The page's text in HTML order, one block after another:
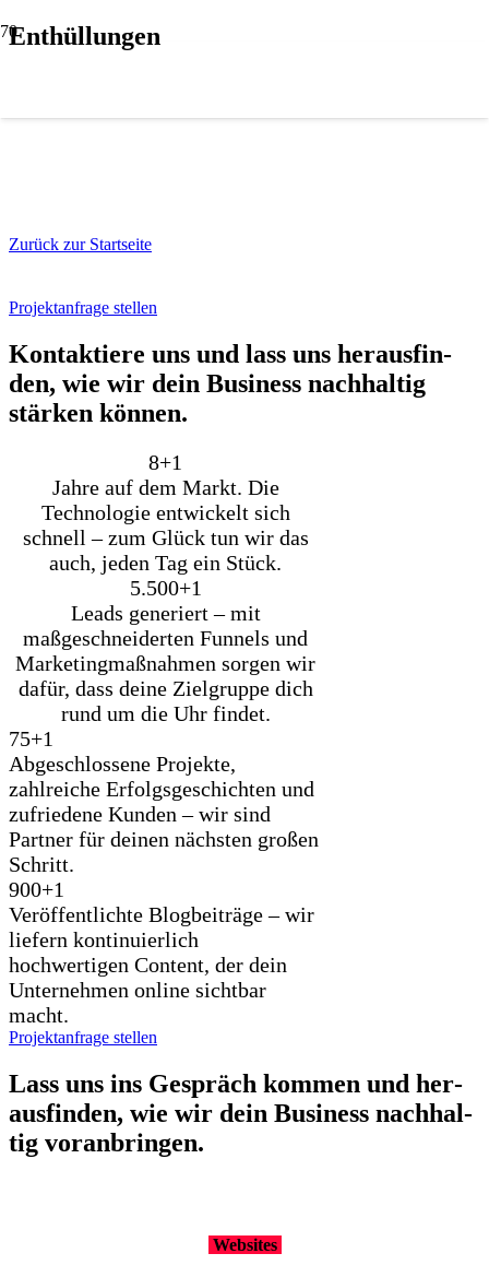
Enthüllungen
Zurück zur Startseite
Projektanfrage stellen
Kon­tak­tie­re uns und lass uns her­aus­fin­
den, wie wir dein Busi­ness nach­hal­tig
stär­ken kön­nen.
8+1
Jahre auf dem Markt. Die
Technologie entwickelt sich
schnell – zum Glück tun wir das
auch, jeden Tag ein Stück.
5.500+1
Leads generiert – mit
maßgeschneiderten Funnels und
Marketingmaßnahmen sorgen wir
dafür, dass deine Zielgruppe dich
rund um die Uhr findet.
75+1
Abgeschlossene Projekte,
zahlreiche Erfolgsgeschichten und
zufriedene Kunden – wir sind
Partner für deinen nächsten großen
Schritt.
900+1
Veröffentlichte Blogbeiträge – wir
liefern kontinuierlich
hochwertigen Content, der dein
Unternehmen online sichtbar
macht.
Projektanfrage stellen
Lass uns ins Gespräch kom­men und her­
aus­fin­den, wie wir dein Busi­ness nach­hal­
tig vor­an­brin­gen.
Web­sites